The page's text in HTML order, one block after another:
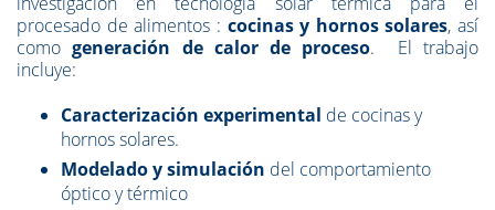
procesado de alimentos : cocinas y hornos solares, así
comogeneración de calor de proceso. El trabajo
incluye:
Caracterización experimental de cocinas y
hornos solares.
Modelado y simulación del comportamiento
óptico y térmico